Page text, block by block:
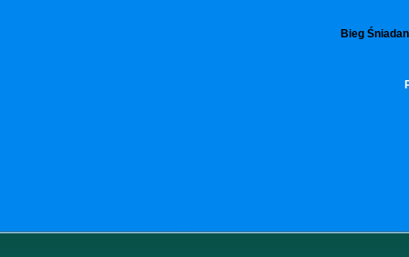
Bieg